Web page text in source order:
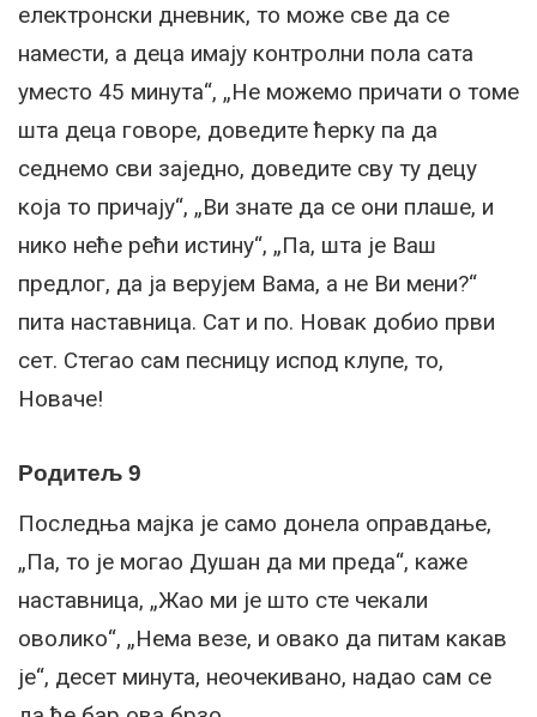
електронски дневник, то може све да се
намести, а деца имају контролни пола сата
уместо 45 минута“, „Не можемо причати о томе
шта деца говоре, доведите ћерку па да
седнемо сви заједно, доведите сву ту децу
која то причају“, „Ви знате да се они плаше, и
нико неће рећи истину“, „Па, шта је Ваш
предлог, да ја верујем Вама, а не Ви мени?“
пита наставница. Сат и по. Новак добио први
сет. Стегао сам песницу испод клупе, то,
Новаче!
Родитељ 9
Последња мајка је само донела оправдање,
„Па, то је могао Душан да ми преда“, каже
наставница, „Жао ми је што сте чекали
оволико“, „Нема везе, и овако да питам какав
је“, десет минута, неочекивано, надао сам се